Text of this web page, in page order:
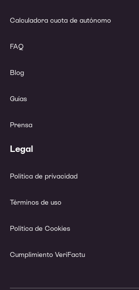
Calculadora cuota de autónomo
FAQ
Blog
Guías
Prensa
Legal
Política de privacidad
Términos de uso
Política de Cookies
Cumplimiento VeriFactu